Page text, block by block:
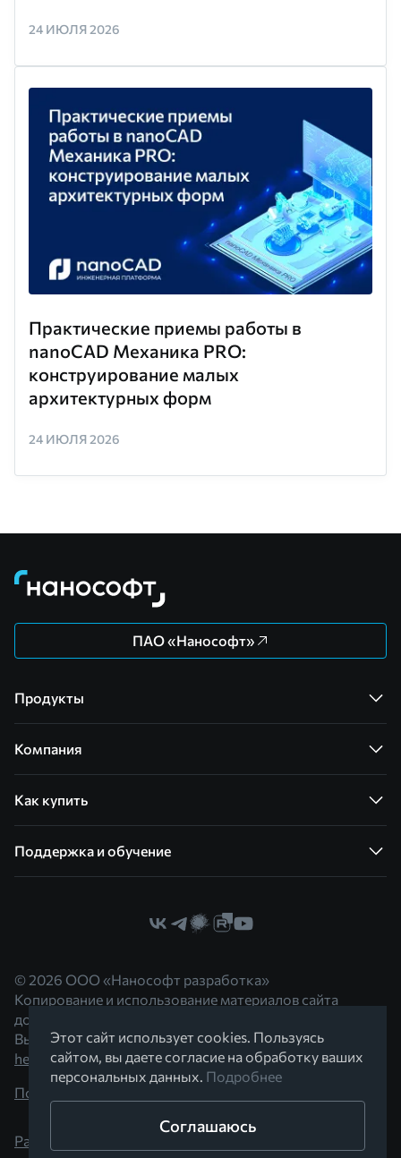
24 ИЮЛЯ 2026
Практические приемы работы в
nanoCAD Механика PRO:
конструирование малых
архитектурных форм
24 ИЮЛЯ 2026
ПАО «Нанософт»
Продукты
Компания
Как купить
Поддержка и обучение
© 2026 ООО «Нанософт разработка»
Копирование и использование материалов сайта
допускается с согласия правообладателя.
Вы можете обратиться к нам по адресу
hello@nanocad.ru
Политика конфиденциальности
Разработано в Braind
Этот сайт использует cookies. Пользуясь
сайтом, вы даете согласие на обработку ваших
персональных данных. Подробнее
Соглашаюсь